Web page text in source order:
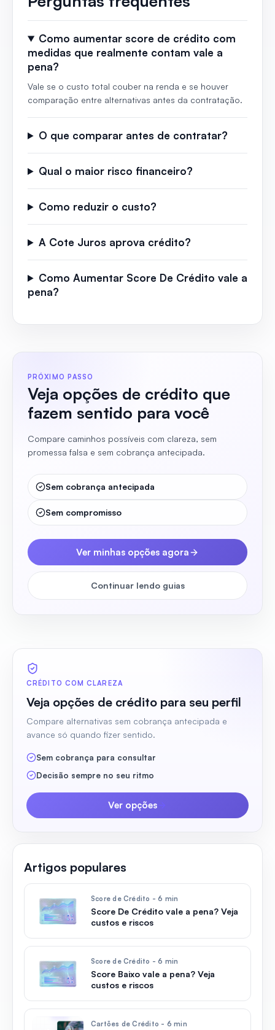
Como aumentar score de crédito com
medidas que realmente contam vale a
pena?
Vale se o custo total couber na renda e se houver
comparação entre alternativas antes da contratação.
O que comparar antes de contratar?
Qual o maior risco financeiro?
Como reduzir o custo?
A Cote Juros aprova crédito?
Como Aumentar Score De Crédito vale a
pena?
PRÓXIMO PASSO
Veja opções de crédito que
fazem sentido para você
Compare caminhos possíveis com clareza, sem
promessa falsa e sem cobrança antecipada.
Sem cobrança antecipada
Sem compromisso
Ver minhas opções agora
Continuar lendo guias
CRÉDITO COM CLAREZA
Veja opções de crédito para seu perfil
Compare alternativas sem cobrança antecipada e
avance só quando fizer sentido.
Sem cobrança para consultar
Decisão sempre no seu ritmo
Ver opções
Artigos populares
Score de Crédito - 6 min
Score De Crédito vale a pena? Veja
custos e riscos
Score de Crédito - 6 min
Score Baixo vale a pena? Veja
custos e riscos
Cartões de Crédito - 6 min